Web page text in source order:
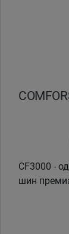
CF3000 -
шин